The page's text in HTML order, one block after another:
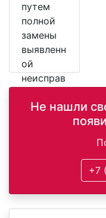
путем
полной
замены
выявленн
ой
неисправ
детали.
Не нашли
+7